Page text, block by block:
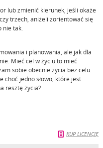
lub zmienić kierunek, jeśli okaże
trzech, aniżeli zorientować się
nie tak.
i planowania, ale jak dla
Mieć cel w życiu to mieć
sobie obecnie życia bez celu.
choć jedno słowo, które jest
resztę życia?
KUP LICENCJĘ